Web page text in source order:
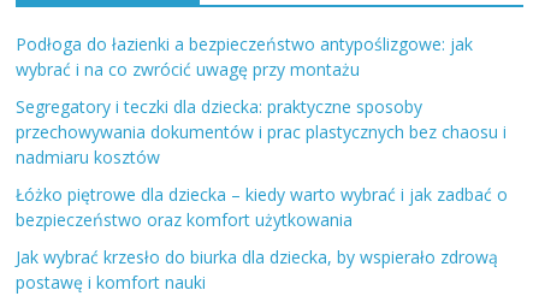
Podłoga do łazienki a bezpieczeństwo antypoślizgowe: jak
wybrać i na co zwrócić uwagę przy montażu
Segregatory i teczki dla dziecka: praktyczne sposoby
przechowywania dokumentów i prac plastycznych bez chaosu i
nadmiaru kosztów
Łóżko piętrowe dla dziecka – kiedy warto wybrać i jak zadbać o
bezpieczeństwo oraz komfort użytkowania
Jak wybrać krzesło do biurka dla dziecka, by wspierało zdrową
postawę i komfort nauki